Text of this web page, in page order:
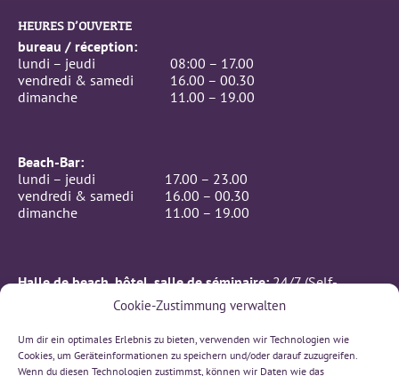
Cookie-Zustimmung verwalten
Um dir ein optimales Erlebnis zu bieten, verwenden wir Technologien wie
Cookies, um Geräteinformationen zu speichern und/oder darauf zuzugreifen.
Wenn du diesen Technologien zustimmst, können wir Daten wie das
HEURES D’OUVERTE
bureau / réception:
lundi – jeudi
08:00 – 17.00
vendredi & samedi
16.00 – 00.30
dimanche
11.00 – 19.00
Beach-Bar:
lundi – jeudi
17.00 – 23.00
vendredi & samedi
16.00 – 00.30
dimanche
11.00 – 19.00
Halle de beach, hôtel, salle de séminaire:24/7 (Self-
BeachIN GmbH
Rämismatte 7, 3232 Ins